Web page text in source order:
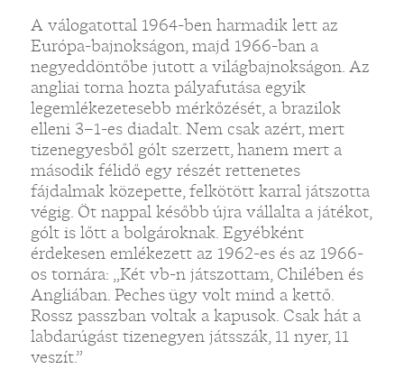
A válogatottal 1964-ben harmadik lett az
Európa-bajnokságon, majd 1966-ban a
negyeddöntőbe jutott a világbajnokságon. Az
angliai torna hozta pályafutása egyik
legemlékezetesebb mérkőzését, a brazilok
elleni 3–1-es diadalt. Nem csak azért, mert
tizenegyesből gólt szerzett, hanem mert a
második félidő egy részét rettenetes
fájdalmak közepette, felkötött karral játszotta
végig. Öt nappal később újra vállalta a játékot,
gólt is lőtt a bolgároknak. Egyébként
érdekesen emlékezett az 1962-es és az 1966-
os tornára: „Két vb-n játszottam, Chilében és
Angliában. Peches ügy volt mind a kettő.
Rossz passzban voltak a kapusok. Csak hát a
labdarúgást tizenegyen játsszák, 11 nyer, 11
veszít.”